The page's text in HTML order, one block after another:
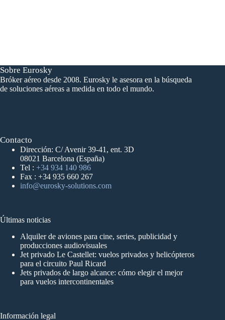
Sobre Eurosky
Bróker aéreo desde 2008. Eurosky le asesora en la búsqueda
de soluciones aéreas a medida en todo el mundo.
Contacto
Dirección: C/ Avenir 39-41, ent. 3D
08021 Barcelona (España)
Tel : +34 934 140 986
Fax : +34 935 660 267
info@eurosky-solutions.com
Últimas noticias
Alquiler de aviones para cine, series, publicidad y
producciones audiovisuales
Jet privado Le Castellet: vuelos privados y helicópteros
para el circuito Paul Ricard
Jets privados de largo alcance: cómo elegir el mejor
para vuelos intercontinentales
Información legal